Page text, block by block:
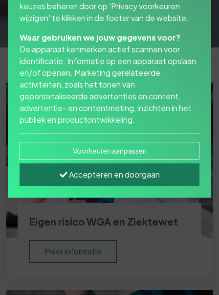
Eigen risico WGA en Ziektewet
Meer informatie
keuzes beheren door op 'Privacy voorkeuren
wijzigen' te klikken in de footer van de website.
Waar gebruiken we jouw gegevens voor?
De apparaat kenmerken actief scannen voor
identificatie. Informatie op een apparaat opslaan
en/of openen. Marketing gerelateerde
activiteiten, zoals het tonen van
gepersonaliseerde advertenties en content,
advertentie- en contentmeting, inzichten in het
publiek en productontwikkeling.
Voorkeuren aanpassen
Accepteren en doorgaan